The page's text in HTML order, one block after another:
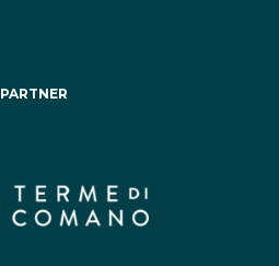
PARTNER